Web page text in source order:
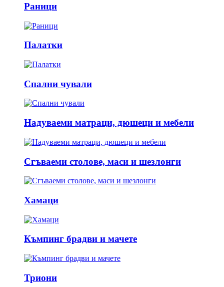
Раници
Палатки
Спални чували
Надуваеми матраци, дюшеци и мебели
Сгъваеми столове, маси и шезлонги
Хамаци
Къмпинг брадви и мачете
Триони